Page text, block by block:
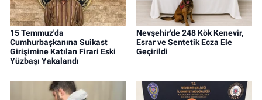
15 Temmuz'da
Cumhurbaşkanına Suikast
Girişimine Katılan Firari Eski
Yüzbaşı Yakalandı
Nevşehir'de 248 Kök Kenevir,
Esrar ve Sentetik Ecza Ele
Geçirildi